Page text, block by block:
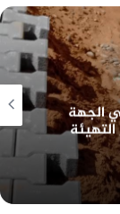
الجهة